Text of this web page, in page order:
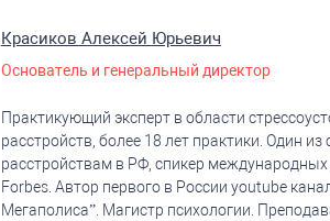
Красиков Алексей Юрьевич
Основатель и генеральный директор
Практикующий эксперт в области
расстройств, более 18 лет практики. Один
расстройствам в РФ, спикер
Forbes. Автор первого в России youtube
Мегаполиса”. Магистр психологии.